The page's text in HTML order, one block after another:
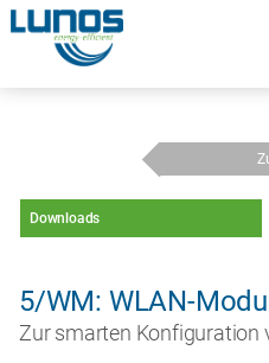
Navigation
überspringen
Navigation
Downloads
5/WM: WLAN-
Zur smarten Konfiguration